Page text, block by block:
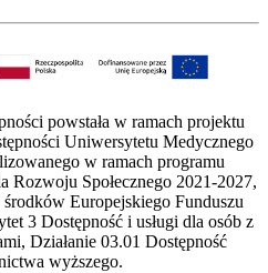
powstała w ramach projektu
Uniwersytetu Medycznego
w ramach programu
Rozwoju Społecznego 2021-2027,
środków Europejskiego Funduszu
3 Dostępność i usługi dla osób z
Działanie 03.01 Dostępność
wyższego.